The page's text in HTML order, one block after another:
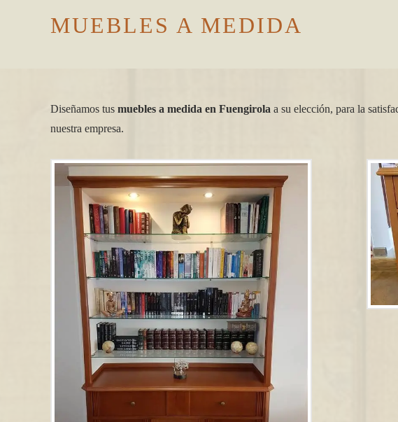
MUEBLES A MEDIDA
Diseñamos tus muebles a medida en Fuengirola a su elección, para la
nuestra empresa.